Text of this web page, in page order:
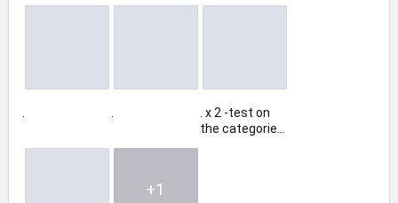
. x 2 -test on
the categories
+1